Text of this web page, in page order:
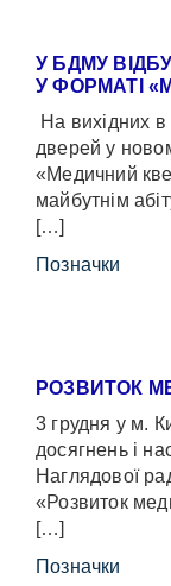
У БДМУ
У ФОРМАТІ
На вихідних
дверей у
«Медичний
майбутнім
[…]
Позначки
РОЗВИТОК
3 грудня у м.
досягнень і
Наглядової
«Розвиток
[…]
Позначки